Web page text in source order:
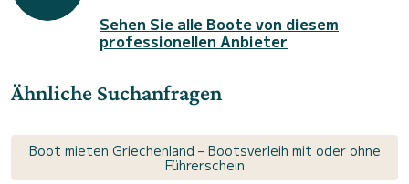
Sehen Sie alle Boote von diesem
professionellen Anbieter
Ähnliche Suchanfragen
Boot mieten Griechenland – Bootsverleih mit oder ohne
Führerschein